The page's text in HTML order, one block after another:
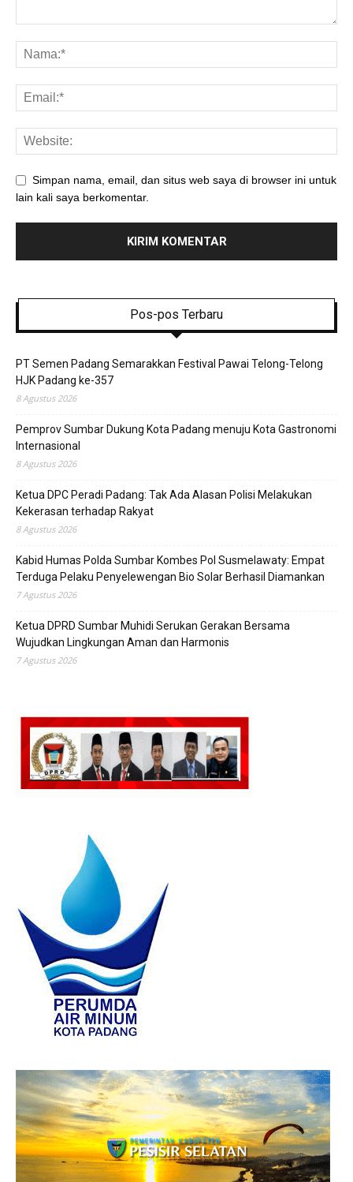
Simpan nama, email, dan situs web saya di browser ini untuk
lain kali saya berkomentar.
Pos-pos Terbaru
PT Semen Padang Semarakkan Festival Pawai Telong-Telong
HJK Padang ke-357
8 Agustus 2026
Pemprov Sumbar Dukung Kota Padang menuju Kota Gastronomi
Internasional
8 Agustus 2026
Ketua DPC Peradi Padang: Tak Ada Alasan Polisi Melakukan
Kekerasan terhadap Rakyat
8 Agustus 2026
Kabid Humas Polda Sumbar Kombes Pol Susmelawaty: Empat
Terduga Pelaku Penyelewengan Bio Solar Berhasil Diamankan
7 Agustus 2026
Ketua DPRD Sumbar Muhidi Serukan Gerakan Bersama
Wujudkan Lingkungan Aman dan Harmonis
7 Agustus 2026